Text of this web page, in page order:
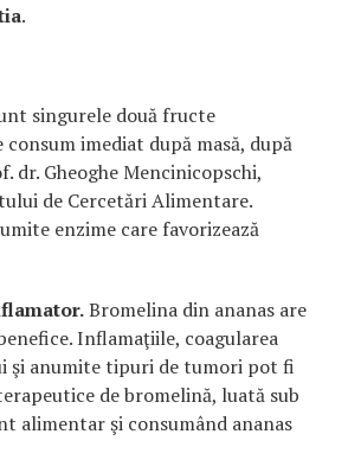
.
singurele două fructe
imediat după masă, după
dr. Gheoghe Mencinicopschi,
de Cercetări Alimentare.
enzime care favorizează
Bromelina din ananas are
Inflamaţiile, coagularea
şi anumite tipuri de tumori pot fi
de bromelină, luată sub
alimentar şi consumând ananas